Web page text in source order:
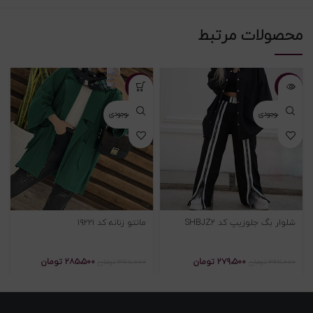
محصولات مرتبط
-۲۳%
اتمام موجودی
شلوار بگ جلوزیپ کد SHBJZ2
۲۷۹،۵۰۰ تومان
-۲۳%
اتمام موجودی
مانتو زنانه کد ۱۹۲۲۱
۲۸۵،۵۰۰ تومان